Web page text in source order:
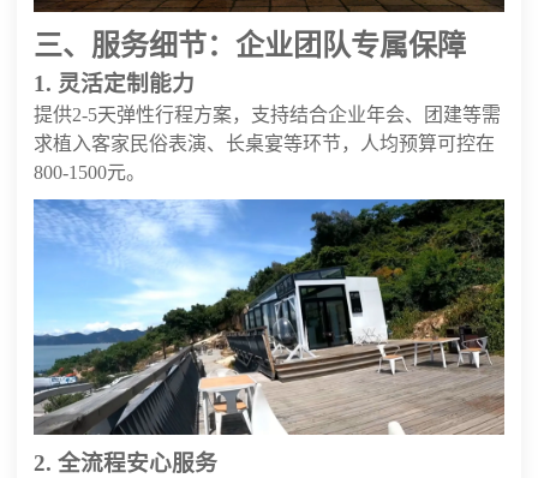
三、服务细节：企业团队专属保障
1. 灵活定制能力
提供2-5天弹性行程方案，支持结合企业年会、团建等需
求植入客家民俗表演、长桌宴等环节，人均预算可控在
800-1500元。
2. 全流程安心服务